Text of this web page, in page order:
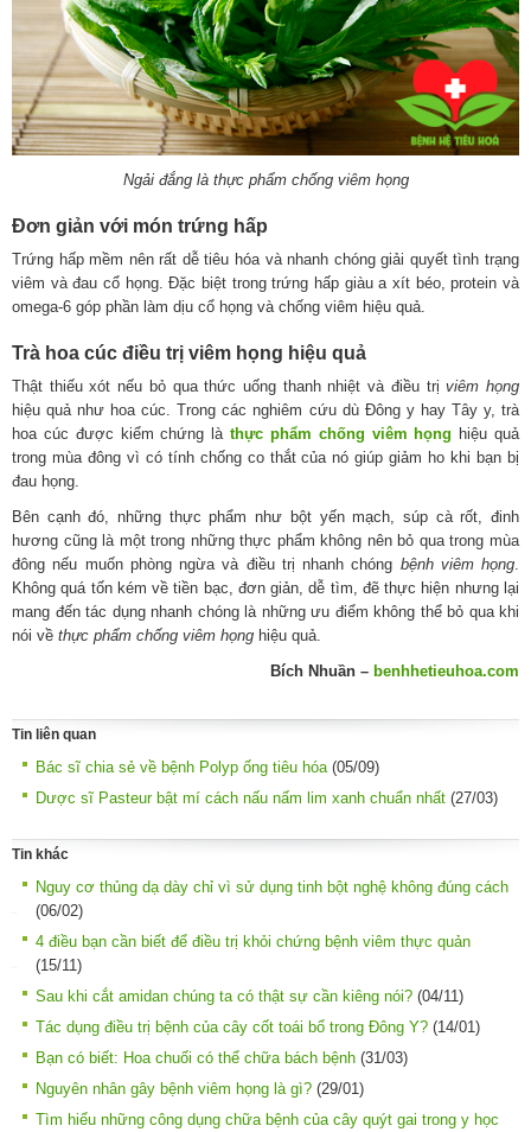
Ngải đắng là thực phẩm chống viêm họng
Đơn giản với món trứng hấp
Trứng hấp mềm nên rất dễ tiêu hóa và nhanh chóng giải quyết tình trạng
viêm và đau cổ họng. Đặc biệt trong trứng hấp giàu a xít béo, protein và
omega-6 góp phần làm dịu cổ họng và chống viêm hiệu quả.
Trà hoa cúc điều trị viêm họng hiệu quả
Thật thiếu xót nếu bỏ qua thức uống thanh nhiệt và điều trịviêm họng
hiệu quả như hoa cúc. Trong các nghiêm cứu dù Đông y hay Tây y, trà
hoa cúc được kiểm chứng là thực phẩm chống viêm họng hiệu quả
trong mùa đông vì có tính chống co thắt của nó giúp giảm ho khi bạn bị
đau họng.
Bên cạnh đó, những thực phẩm như bột yến mạch, súp cà rốt, đinh
hương cũng là một trong những thực phẩm không nên bỏ qua trong mùa
đông nếu muốn phòng ngừa và điều trị nhanh chóng bệnh viêm họng
Không quá tốn kém về tiền bạc, đơn giản, dễ tìm, đẽ thực hiện nhưng lại
mang đến tác dụng nhanh chóng là những ưu điểm không thể bỏ qua khi
nói về thực phẩm chống viêm họng hiệu quả.
Bích Nhuần – benhhetieuhoa.com
Tin liên quan
Bác sĩ chia sẻ về bệnh Polyp ống tiêu hóa(05/09)
Dược sĩ Pasteur bật mí cách nấu nấm lim xanh chuẩn nhất (27/03)
Tin khác
Nguy cơ thủng dạ dày chỉ vì sử dụng tinh bột nghệ không đúng cách
(06/02)
4 điều bạn cần biết để điều trị khỏi chứng bệnh viêm thực quản
(15/11)
Sau khi cắt amidan chúng ta có thật sự cần kiêng nói? (04/11)
Tác dụng điều trị bệnh của cây cốt toái bổ trong Đông Y? (14/01)
Bạn có biết: Hoa chuối có thể chữa bách bệnh (31/03)
Nguyên nhân gây bệnh viêm họng là gì? (29/01)
Tìm hiểu những công dụng chữa bệnh của cây quýt gai trong y học